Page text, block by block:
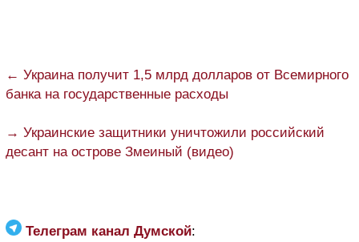
← Украина получит 1,5 млрд долларов от Всемирного
банка на государственные расходы
→ Украинские защитники уничтожили российский
десант на острове Змеиный (видео)
Телеграм канал Думской: